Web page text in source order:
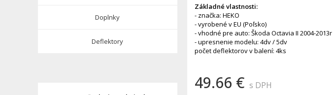
Doplnky
Deflektory
Základné vlastnosti:
- značka: HEKO
- vyrobené v EU (Poľsko)
- vhodné pre auto: Škoda Octavia II 2004-2013r
- upresnenie modelu: 4dv / 5dv
počet deflektorov v balení: 4ks
49.66 € s DPH